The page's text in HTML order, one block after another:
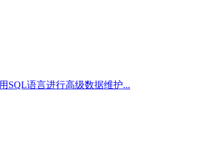
SQL语言进行高级数据维护...